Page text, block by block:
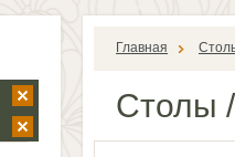
Главная
Столы /